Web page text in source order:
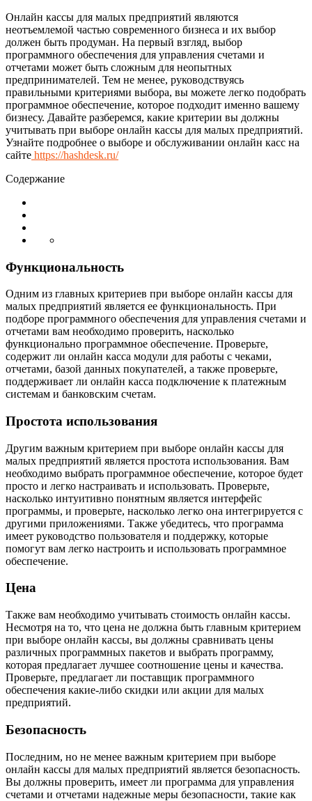
Онлайн кассы для малых предприятий являются
неотъемлемой частью современного бизнеса и их выбор
должен быть продуман. На первый взгляд, выбор
программного обеспечения для управления счетами и
отчетами может быть сложным для неопытных
предпринимателей. Тем не менее, руководствуясь
правильными критериями выбора, вы можете легко подобрать
программное обеспечение, которое подходит именно вашему
бизнесу. Давайте разберемся, какие критерии вы должны
учитывать при выборе онлайн кассы для малых предприятий.
Узнайте подробнее о выборе и обслуживании онлайн касс на
сайте https://hashdesk.ru/
Содержание
Функциональность
Одним из главных критериев при выборе онлайн кассы для
малых предприятий является ее функциональность. При
подборе программного обеспечения для управления счетами и
отчетами вам необходимо проверить, насколько
функционально программное обеспечение. Проверьте,
содержит ли онлайн касса модули для работы с чеками,
отчетами, базой данных покупателей, а также проверьте,
поддерживает ли онлайн касса подключение к платежным
системам и банковским счетам.
Простота использования
Другим важным критерием при выборе онлайн кассы для
малых предприятий является простота использования. Вам
необходимо выбрать программное обеспечение, которое будет
просто и легко настраивать и использовать. Проверьте,
насколько интуитивно понятным является интерфейс
программы, и проверьте, насколько легко она интегрируется с
другими приложениями. Также убедитесь, что программа
имеет руководство пользователя и поддержку, которые
помогут вам легко настроить и использовать программное
обеспечение.
Цена
Также вам необходимо учитывать стоимость онлайн кассы.
Несмотря на то, что цена не должна быть главным критерием
при выборе онлайн кассы, вы должны сравнивать цены
различных программных пакетов и выбрать программу,
которая предлагает лучшее соотношение цены и качества.
Проверьте, предлагает ли поставщик программного
обеспечения какие-либо скидки или акции для малых
предприятий.
Безопасность
Последним, но не менее важным критерием при выборе
онлайн кассы для малых предприятий является безопасность.
Вы должны проверить, имеет ли программа для управления
счетами и отчетами надежные меры безопасности, такие как